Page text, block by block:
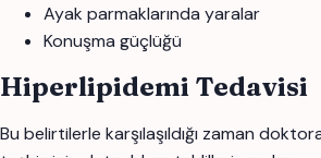
Ayak parmaklarında yaralar
Konuşma güçlüğü
Hiperlipidemi Tedavisi
Bu belirtilerle karşılaşıldığı zaman